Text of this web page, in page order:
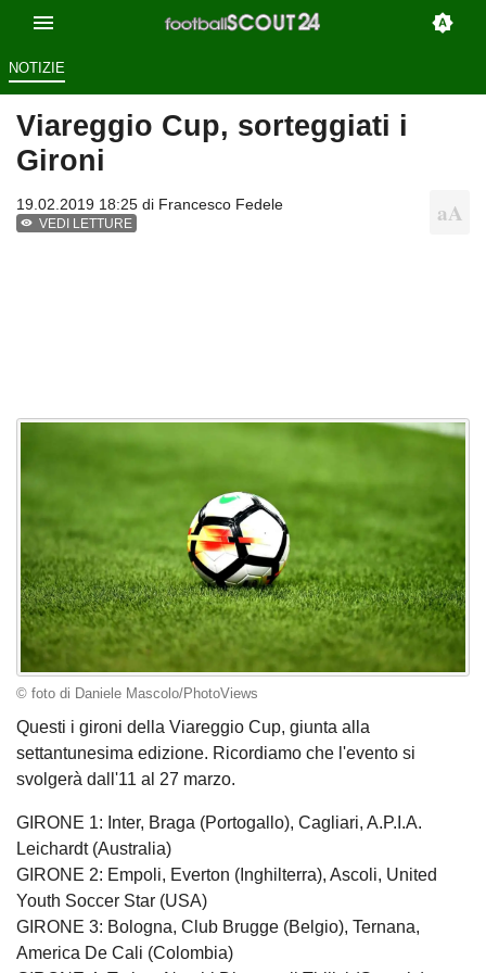
NOTIZIE
Viareggio Cup, sorteggiati i
Gironi
19.02.2019 18:25 di Francesco Fedele
VEDI LETTURE
© foto di Daniele Mascolo/PhotoViews
Questi i gironi della Viareggio Cup, giunta alla
settantunesima edizione. Ricordiamo che l'evento si
svolgerà dall'11 al 27 marzo.
GIRONE 1: Inter, Braga (Portogallo), Cagliari, A.P.I.A.
Leichardt (Australia)
GIRONE 2: Empoli, Everton (Inghilterra), Ascoli, United
Youth Soccer Star (USA)
GIRONE 3: Bologna, Club Brugge (Belgio), Ternana,
America De Cali (Colombia)